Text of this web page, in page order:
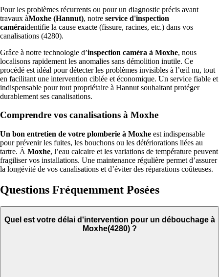
Pour les problèmes récurrents ou pour un diagnostic précis avant
travaux àMoxhe (Hannut), notre service d'inspection
caméraidentifie la cause exacte (fissure, racines, etc.) dans vos
canalisations (4280).
Grâce à notre technologie d’inspection caméra à Moxhe, nous
localisons rapidement les anomalies sans démolition inutile. Ce
procédé est idéal pour détecter les problèmes invisibles à l’œil nu, tout
en facilitant une intervention ciblée et économique. Un service fiable et
indispensable pour tout propriétaire à Hannut souhaitant protéger
durablement ses canalisations.
Comprendre vos canalisations à Moxhe
Un bon entretien de votre plomberie à Moxhe est indispensable
pour prévenir les fuites, les bouchons ou les détériorations liées au
tartre. À Moxhe, l’eau calcaire et les variations de température peuvent
fragiliser vos installations. Une maintenance régulière permet d’assurer
la longévité de vos canalisations et d’éviter des réparations coûteuses.
Questions Fréquemment Posées
Quel est votre délai d'intervention pour un débouchage à
Moxhe(4280) ?